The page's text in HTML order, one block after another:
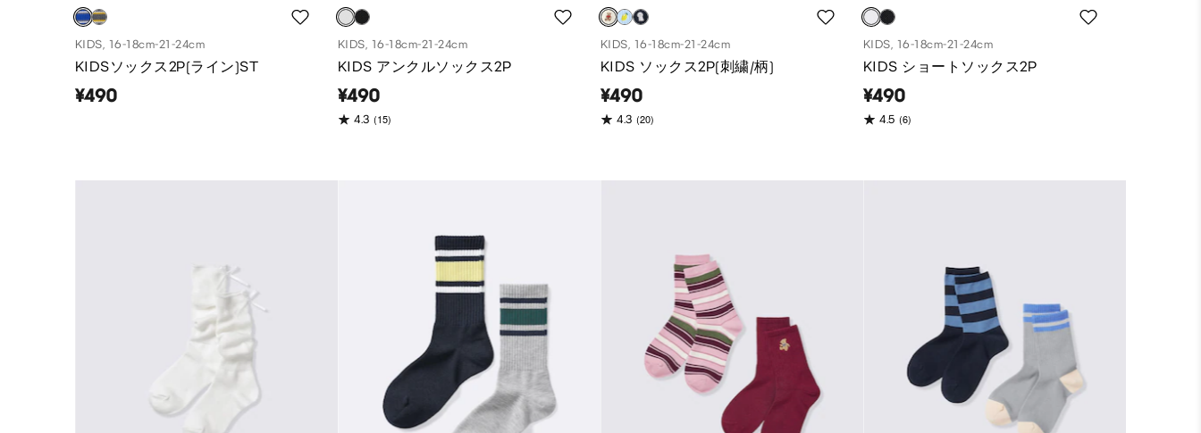
KIDS, 16-18cm-21-24cm
KIDSソックス2P(ライン)ST
¥490
KIDS, 16-18cm-21-24cm
KIDS アンクルソックス2P
¥490
4.3 (15)
KIDS, 16-18cm-21-24cm
KIDS ソックス2P(刺繍/柄)
¥490
4.3 (20)
KIDS, 16-18cm-21-24cm
KIDS ショートソックス2P
¥490
4.5 (6)